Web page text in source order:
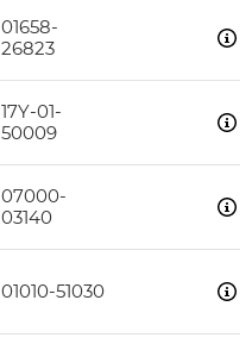
01658-
26823
17Y-01-
50009
07000-
03140
01010-51030